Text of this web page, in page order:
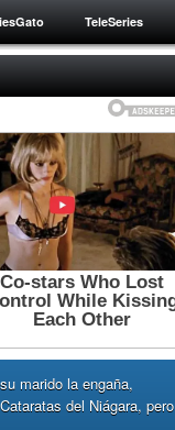
TeleSeries
marido la engaña,
del Niágara, pero